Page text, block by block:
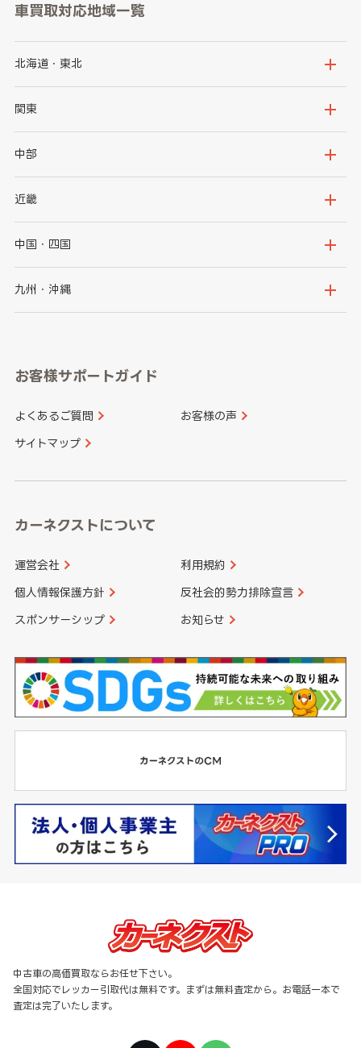
車買取対応地域一覧
北海道・東北
北海道
岩手県
秋田県
関東
茨城県
群馬県
千葉県
神奈川県
中部
新潟県
石川県
山梨県
愛知県
近畿
大阪府
京都府
和歌山県
中国・四国
鳥取県
山口県
香川県 愛媛県
九州・沖縄
長崎県
大分県 宮崎県
お客様サポートガイド
よくあるご質問 お客様の声
サイトマップ
カーネクストについて
運営会社 利用規約
個人情報保護方針 反社会的勢力排除宣言
スポンサーシップ お知らせ
中古車の高価買取ならお任せ下さい。
全国対応でレッカー引取代は無料です。まずは無料査定から。お電話一本で
査定は完了いたします。